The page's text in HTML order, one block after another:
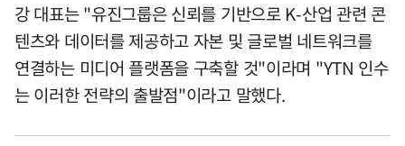
강 대표는 "유진그룹은 신뢰를 기반으로 K-산업 관련 콘
텐츠와 데이터를 제공하고 자본 및 글로벌 네트워크를
연결하는 미디어 플랫폼을 구축할 것"이라며 "YTN 인수
는 이러한 전략의 출발점"이라고 말했다.